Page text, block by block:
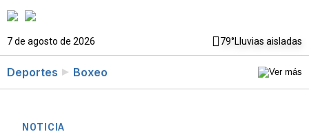
7 de agosto de 2026 79°Lluvias aisladas
Deportes Boxeo
NOTICIA